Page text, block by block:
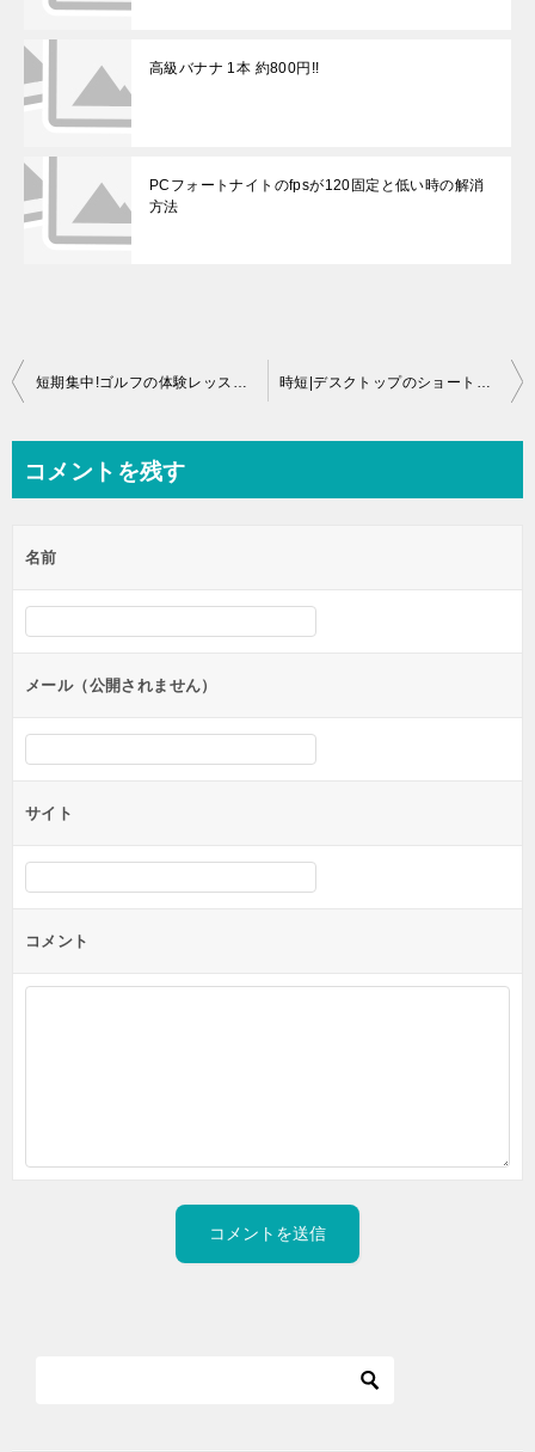
高級バナナ 1本 約800円!!
PCフォートナイトのfpsが120固定と低い時の解消
方法
投
ビ
ー
シ
ン
短期集中!ゴルフの体験レッスンするならライザップで決まり！！ 時短|デスクトップのショートカットを綺麗にまとめる方法|windows
コメントを残す
名前
メール（公開されません）
サイト
コメント